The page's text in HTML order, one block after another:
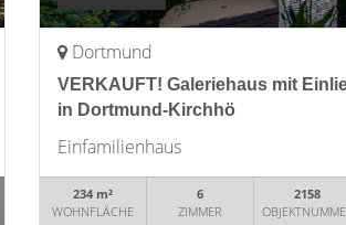
Dortmund
VERKAUFT! Galeriehaus mit
in Dortmund-Kirchhö
Einfamilienhaus
234 m²
WOHNFLÄCHE
6
ZIMMER
2158